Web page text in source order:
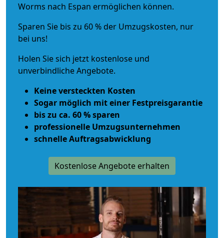
Worms nach Espan ermöglichen können.
Sparen Sie bis zu 60 % der Umzugskosten, nur
bei uns!
Holen Sie sich jetzt kostenlose und
unverbindliche Angebote.
Keine versteckten Kosten
Sogar möglich mit einer Festpreisgarantie
bis zu ca. 60 % sparen
professionelle Umzugsunternehmen
schnelle Auftragsabwicklung
Kostenlose Angebote erhalten